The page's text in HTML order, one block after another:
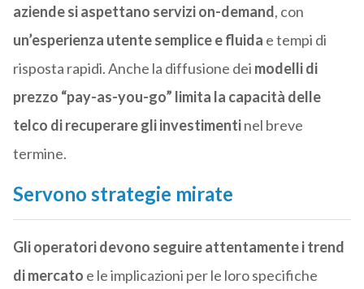
aziende si aspettano servizi on-demand, con
un’esperienza utente semplice e fluida e tempi di
risposta rapidi. Anche la diffusione dei modelli di
prezzo “pay-as-you-go” limita la capacità delle
telco di recuperare gli investimentinel breve
termine.
Servono strategie mirate
Gli operatori devono seguire attentamente i trend
di mercato e le implicazioni per le loro specifiche